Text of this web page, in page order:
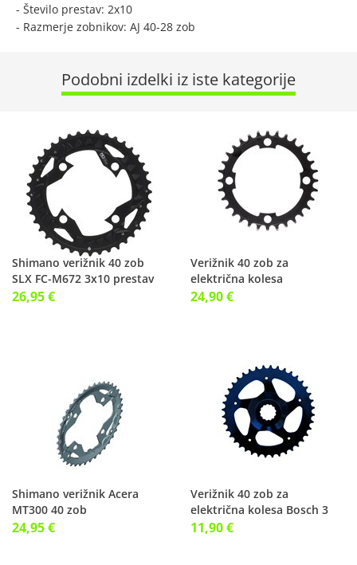
- Število prestav: 2x10
- Razmerje zobnikov: AJ 40-28 zob
Podobni izdelki iz iste kategorije
Shimano verižnik 40 zob
SLX FC-M672 3x10 prestav
26,95 €
Verižnik 40 zob za
električna kolesa
24,90 €
Shimano verižnik Acera
MT300 40 zob
24,95 €
Verižnik 40 zob za
električna kolesa Bosch 3
Generacija DM
11,90 €